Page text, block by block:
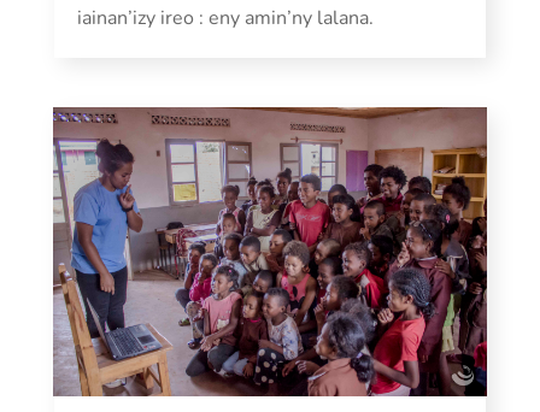
iainan’izy ireo : eny amin’ny lalana.